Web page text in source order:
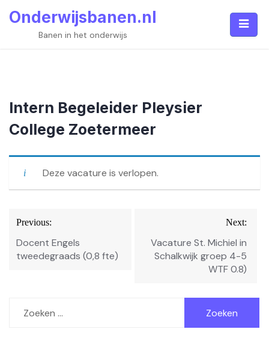
Onderwijsbanen.nl
Banen in het onderwijs
Intern Begeleider Pleysier
College Zoetermeer
Deze vacature is verlopen.
Bericht
navigatie
Previous:
Docent Engels
tweedegraads (0,8 fte)
Next:
Vacature St. Michiel in
Schalkwijk groep 4-5
WTF 0.8)
naar: